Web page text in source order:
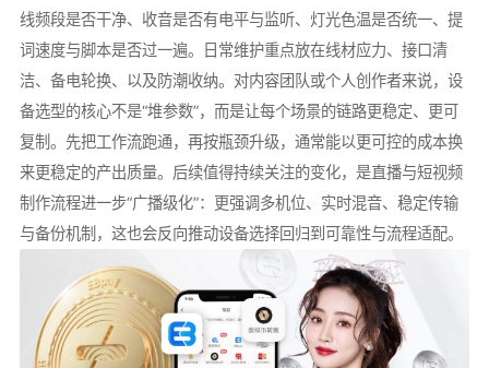
线频段是否干净、收音是否有电平与监听、灯光色温是否统一、提
词速度与脚本是否过一遍。日常维护重点放在线材应力、接口清
洁、备电轮换、以及防潮收纳。对内容团队或个人创作者来说，设
备选型的核心不是“堆参数”，而是让每个场景的链路更稳定、更可
复制。先把工作流跑通，再按瓶颈升级，通常能以更可控的成本换
来更稳定的产出质量。后续值得持续关注的变化，是直播与短视频
制作流程进一步“广播级化”：更强调多机位、实时混音、稳定传输
与备份机制，这也会反向推动设备选择回归到可靠性与流程适配。